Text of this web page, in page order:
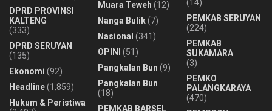
DPRD PROVINSI
KALTENG
(333)
DPRD SERUYAN
(135)
Ekonomi (92)
Headline(1,859)
Hukum & Peristiwa
Muara Teweh (12)
Nanga Bulik(7)
Nasional (341)
OPINI
(51)
Pangkalan Bun (9)
Pangkalan Bun
(18)
PEMKAB BARSEL
(14)
PEMKAB SERUYAN
(224)
PEMKAB
SUKAMARA
(3)
PEMKO
PALANGKARAYA
(470)